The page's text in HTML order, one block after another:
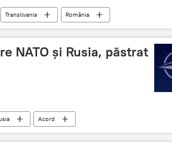
Transilvania România
NATO şi Rusia, păstrat
Acord